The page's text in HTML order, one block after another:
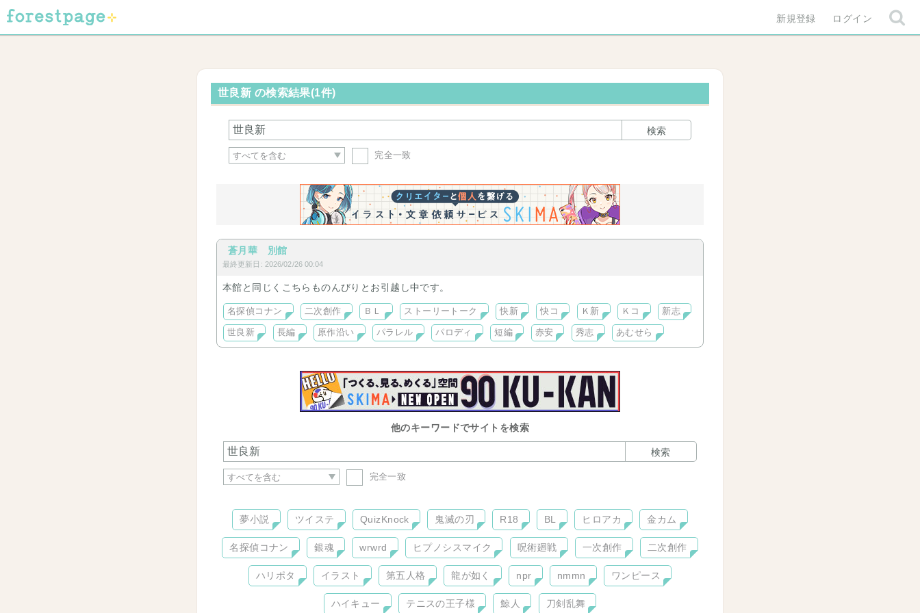
新規登録 ログイン
世良新 の検索結果(1件)
検索
完全一致
蒼月華 別館
最終更新日: 2026/02/26 00:04
本館と同じくこちらものんびりとお引越し中です。
名探偵コナン 二次創作 ＢＬ ストーリートーク 快新 快コ Ｋ新 Ｋコ 新志
世良新 長編 原作沿い パラレル パロディ 短編 赤安 秀志 あむせら
他のキーワードでサイトを検索
検索
完全一致
夢小説 ツイステ QuizKnock 鬼滅の刃 R18 BL ヒロアカ 金カム
名探偵コナン 銀魂 wrwrd ヒプノシスマイク 呪術廻戦 一次創作 二次創作
ハリポタ イラスト 第五人格 龍が如く npr nmmn ワンピース
ハイキュー テニスの王子様 鯨人 刀剣乱舞